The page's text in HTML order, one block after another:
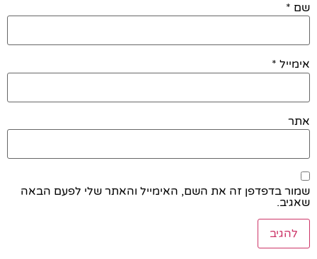
שם *
אימייל *
אתר
שמור בדפדפן זה את השם, האימייל והאתר שלי לפעם הבאה
שאגיב.